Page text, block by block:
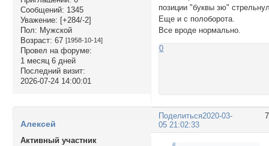
Сообщений: 1345
Уважение: [+284/-2]
Пол: Мужской
Возраст: 67 [1958-10-14]
Провел на форуме:
1 месяц 6 дней
Последний визит:
2026-07-24 14:00:01
позиции "буквы зю"
Еще и с полоборота.
Все вроде нормально.
0
Поделиться2020-03-
05 21:02:33
Алексей
Активный участник